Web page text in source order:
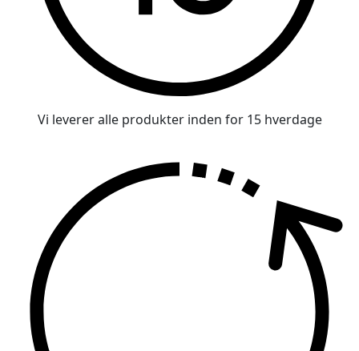
Vi leverer alle produkter inden for 15 hverdage